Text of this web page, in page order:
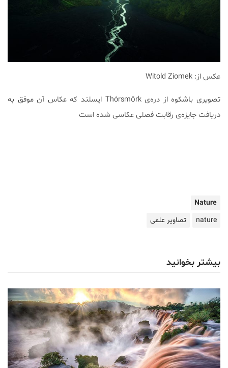
عکس از: Witold Ziomek
تصویری باشکوه از دره‌ی Thórsmörk ایسلند که عکاس آن موفق به
دریافت جایزه‌ی رقابت فصلی عکاسی شده است
Nature
nature
تصاویر علمی
بیشتر بخوانید